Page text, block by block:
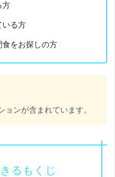
方
いる方
食をお探しの方
ョンが含まれています。
るもくじ